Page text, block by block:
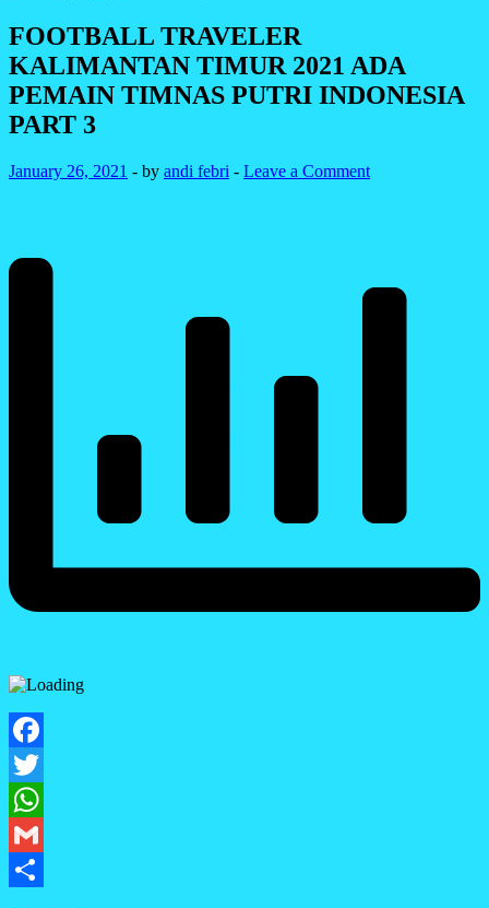
FOOTBALL TRAVELER
KALIMANTAN TIMUR 2021 ADA
PEMAIN TIMNAS PUTRI INDONESIA
PART 3
January 26, 2021 - by andi febri - Leave a Comment
Facebook
Twitter
WhatsApp
Gmail